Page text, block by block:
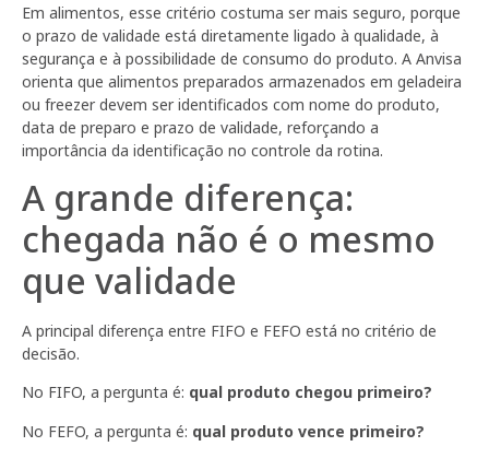
Em alimentos, esse critério costuma ser mais seguro, porque
o prazo de validade está diretamente ligado à qualidade, à
segurança e à possibilidade de consumo do produto. A Anvisa
orienta que alimentos preparados armazenados em geladeira
ou freezer devem ser identificados com nome do produto,
data de preparo e prazo de validade, reforçando a
importância da identificação no controle da rotina.
A grande diferença:
chegada não é o mesmo
que validade
A principal diferença entre FIFO e FEFO está no critério de
decisão.
No FIFO, a pergunta é: qual produto chegou primeiro?
No FEFO, a pergunta é: qual produto vence primeiro?